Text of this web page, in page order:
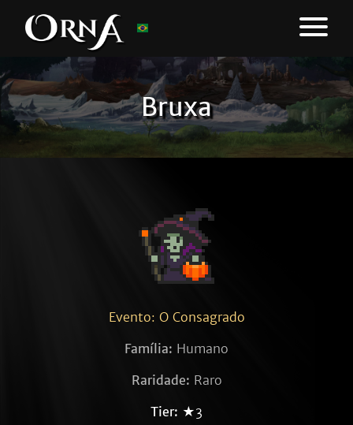
Bruxa
Evento: O Consagrado
Família: Humano
Raridade: Raro
Tier: ★3